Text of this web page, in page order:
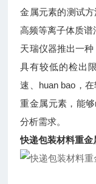
金属元素的测试
高频等离子体质谱
天瑞仪器推出一
具有较低的检出
速、huan bao，
重金属元素，能
分析需求。
快递包装材料重金